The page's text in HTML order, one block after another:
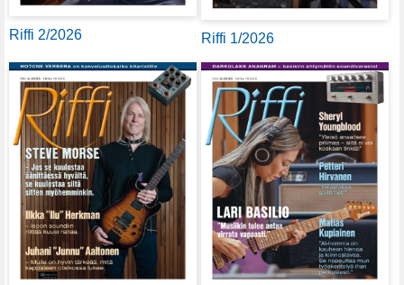
Riffi 2/2026 Riffi 1/2026